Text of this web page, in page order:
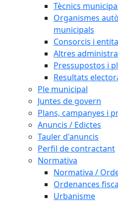
Tècnics
Organismes
municipals
Consorcis i
Altres
Pressupostos i
Resultats
Ple municipal
Juntes de govern
Plans, campanyes i
Anuncis / Edictes
Tauler d'anuncis
Perfil de contractant
Normativa
Normativa /
Ordenances
Urbanisme